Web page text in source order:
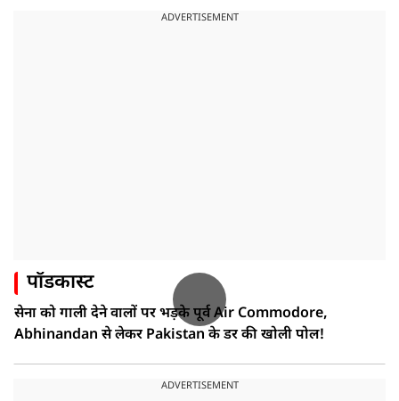
ADVERTISEMENT
पॉडकास्ट
सेना को गाली देने वालों पर भड़के पूर्व Air Commodore,
Abhinandan से लेकर Pakistan के डर की खोली पोल!
ADVERTISEMENT